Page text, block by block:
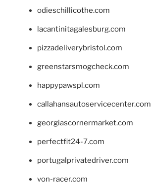
odieschillicothe.com
lacantinitagalesburg.com
pizzadeliverybristol.com
greenstarsmogcheck.com
happypawspl.com
callahansautoservicecenter.com
georgiascornermarket.com
perfectfit24-7.com
portugalprivatedriver.com
von-racer.com